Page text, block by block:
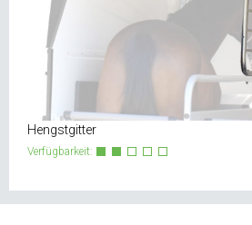
Hengstgitter
Verfügbarkeit: